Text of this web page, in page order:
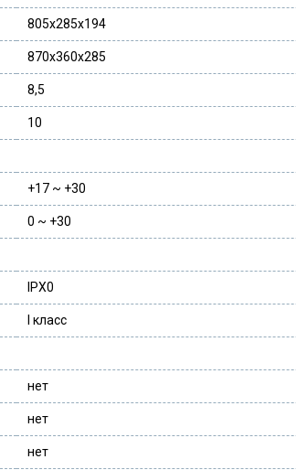
805x285x194
870x360x285
8,5
10
+17 ~ +30
0 ~ +30
IPX0
I класс
нет
нет
нет